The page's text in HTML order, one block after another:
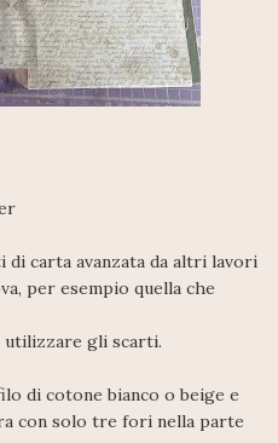
carta avanzata da altri lavori
per esempio quella che
gli scarti.
di cotone bianco o beige e
con solo tre fori nella parte